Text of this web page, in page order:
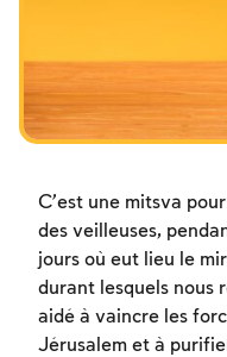
C’est une mitsva
des veilleuses,
jours où eut lieu le
durant lesquels nous
aidé à vaincre les
Jérusalem et à